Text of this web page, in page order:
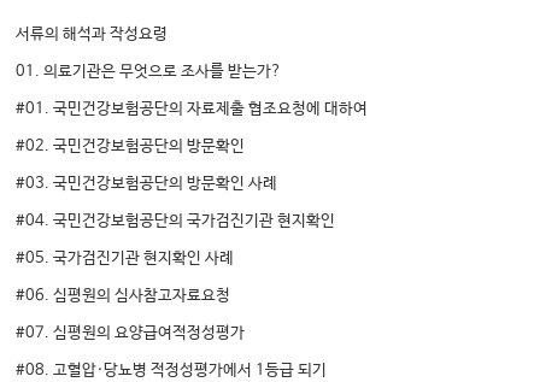
서류의 해석과 작성요령
01. 의료기관은 무엇으로 조사를 받는가?
#01. 국민건강보험공단의 자료제출 협조요청에 대하여
#02. 국민건강보험공단의 방문확인
#03. 국민건강보험공단의 방문확인 사례
#04. 국민건강보험공단의 국가검진기관 현지확인
#05. 국가검진기관 현지확인 사례
#06. 심평원의 심사참고자료요청
#07. 심평원의 요양급여적정성평가
#08. 고혈압·당뇨병 적정성평가에서 1등급 되기